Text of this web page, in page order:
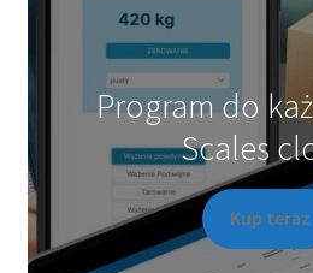
Program do
Scales
Kup teraz